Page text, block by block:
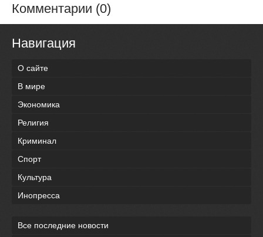
Комментарии (0)
Навигация
О сайте
В мире
Экономика
Религия
Криминал
Спорт
Культура
Инопресса
Все последние новости